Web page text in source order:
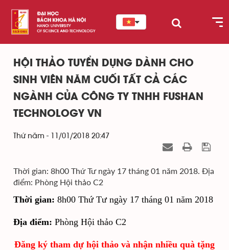
HỘI THẢO TUYỂN DỤNG DÀNH CHO
SINH VIÊN NĂM CUỐI TẤT CẢ CÁC
NGÀNH CỦA CÔNG TY TNHH FUSHAN
TECHNOLOGY VN
Thứ năm - 11/01/2018 20:47
Thời gian: 8h00 Thứ Tư ngày 17 tháng 01 năm 2018. Địa
điểm: Phòng Hội thảo C2
Thời gian: 8h00 Thứ Tư ngày 17 tháng 01 năm 2018
Địa điểm: Phòng Hội thảo C2
Đăng ký tham dự hội thảo và nhận nhiều quà tặng